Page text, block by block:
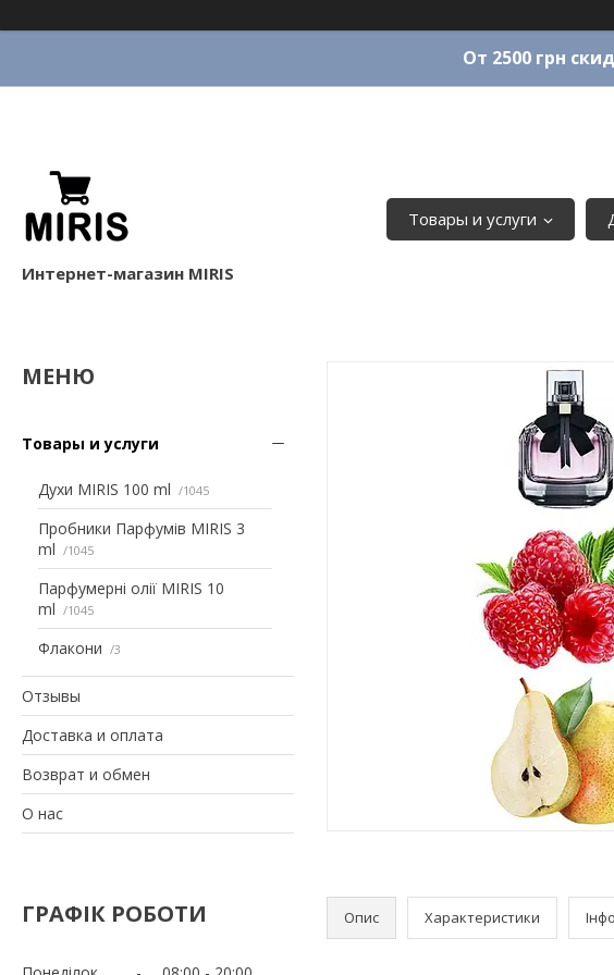
От 2500 грн
Интернет-магазин MIRIS
Товары и услуги
Товары и услуги
Духи MIRIS 100 ml 1045
Пробники Парфумів MIRIS 3
ml
1045
Парфумерні олії MIRIS 10
ml
1045
Флакони 3
Отзывы
Доставка и оплата
Возврат и обмен
О нас
ГРАФІК РОБОТИ Опис Характеристики